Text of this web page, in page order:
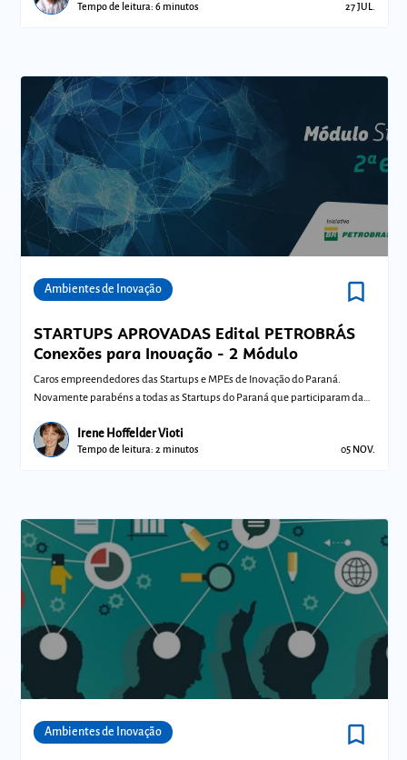
Tempo de leitura: 6 minutos 27 JUL.
Ambientes de Inovação bookmark_border
STARTUPS APROVADAS Edital PETROBRÁS
Conexões para Inovação - 2 Módulo
Caros empreendedores das Startups e MPEs de Inovação do Paraná.
Novamente parabéns a todas as Startups do Paraná que participaram da
Irene Hoffelder Vioti
Tempo de leitura: 2 minutos 05 NOV.
Ambientes de Inovação bookmark_border